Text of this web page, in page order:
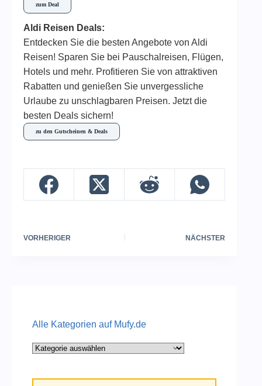
zum Deal
Aldi Reisen Deals:
Entdecken Sie die besten Angebote von Aldi
Reisen! Sparen Sie bei Pauschalreisen, Flügen,
Hotels und mehr. Profitieren Sie von attraktiven
Rabatten und genießen Sie unvergessliche
Urlaube zu unschlagbaren Preisen. Jetzt die
besten Deals sichern!
zu den Gutscheinen & Deals
VORHERIGER NÄCHSTER
Alle Kategorien auf Mufy.de
Alle